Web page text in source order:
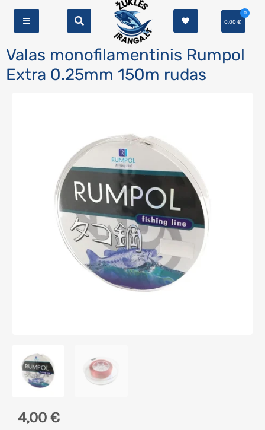
0,00€
0
Valas monofilamentinis Rumpol
Extra 0.25mm 150m rudas
4,00 €